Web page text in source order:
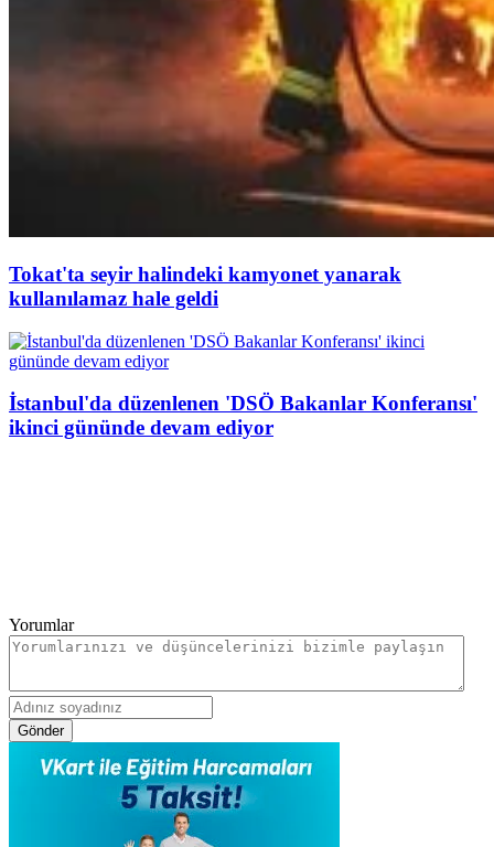
Tokat'ta seyir halindeki kamyonet yanarak
kullanılamaz hale geldi
İstanbul'da düzenlenen 'DSÖ Bakanlar Konferansı'
ikinci gününde devam ediyor
Yorumlar
Gönder